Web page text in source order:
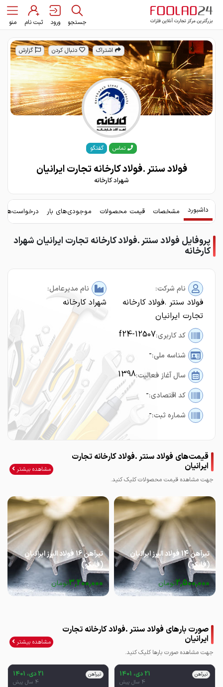
جستجو ورود ثبت نام منو
اشتراک دنبال کردن گزارش
تماس گفتگو
فولاد سنتر .فولاد کارخانه تجارت ایرانیان
شهراد کارخانه
داشبورد مشخصات قیمت محصولات موجودی‌های بار
پروفایل فولاد سنتر .فولاد کارخانه تجارت ایرانیان شهراد
کارخانه
نام شرکت:
فولاد سنتر .فولاد کارخانه
تجارت ایرانیان
نام مدیرعامل:
شهراد کارخانه
کد کاربری:f24-12507
شناسه ملی:-
سال آغاز فعالیت:1398
کد اقتصادی:-
شماره ثبت:-
قیمت‌های فولاد سنتر .فولاد کارخانه تجارت
ایرانیان
جهت مشاهده قیمت محصولات کلیک کنید.
مشاهده بیشتر
تیرآهن 14 فولاد البرز ایرانیان
(فایکو)
2,500,000تومان
تیرآهن 16 فولاد البرز ایرانیان
(فایکو)
3,200,000تومان
صورت بارهای فولاد سنتر .فولاد کارخانه تجارت
ایرانیان
جهت مشاهده صورت بارها کلیک کنید.
مشاهده بیشتر
تیرآهن 21 دی، 1401
4 سال پیش
تیرآهن 21 دی، 1401
4 سال پیش